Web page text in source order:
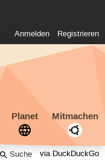
Anmelden Registrieren
Planet Mitmachen
via DuckDuckGo